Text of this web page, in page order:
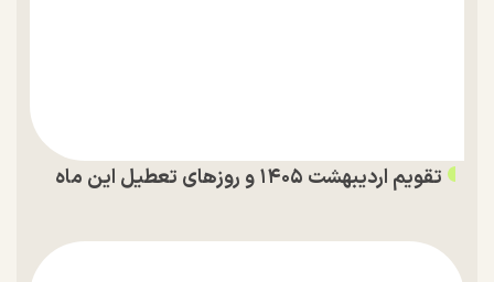
تقویم اردیبهشت ۱۴۰۵ و روز‌های تعطیل این ماه